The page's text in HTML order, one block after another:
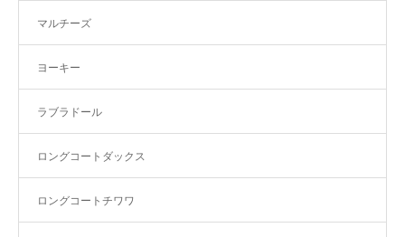
マルチーズ
ヨーキー
ラブラドール
ロングコートダックス
ロングコートチワワ